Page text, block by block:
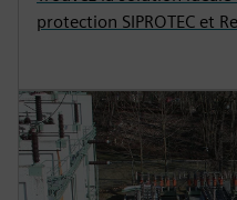
protection SIPROTEC et